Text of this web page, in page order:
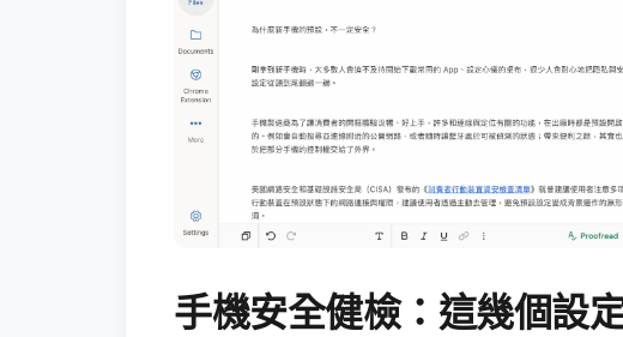
手機安全健檢：這幾個設